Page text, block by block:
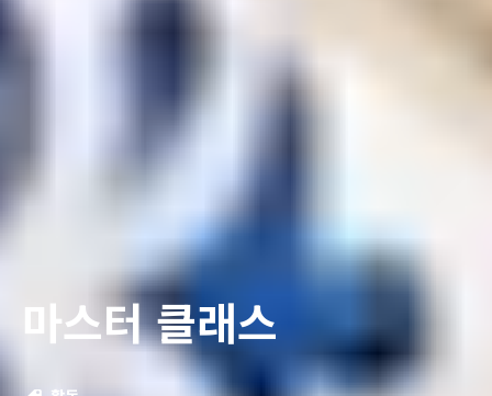
마스터 클래스